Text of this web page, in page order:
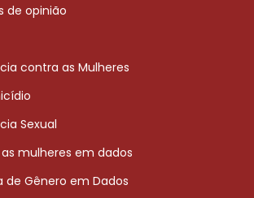
de opinião
contra as Mulheres
Sexual
mulheres em dados
de Gênero em Dados